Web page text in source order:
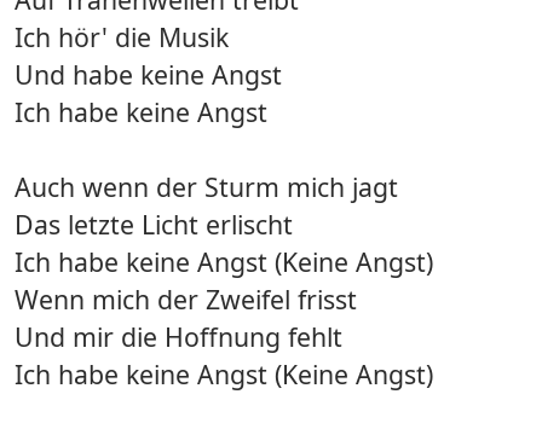
Ich hör' die Musik
Und habe keine Angst
Ich habe keine Angst
Auch wenn der Sturm mich jagt
Das letzte Licht erlischt
Ich habe keine Angst (Keine Angst)
Wenn mich der Zweifel frisst
Und mir die Hoffnung fehlt
Ich habe keine Angst (Keine Angst)